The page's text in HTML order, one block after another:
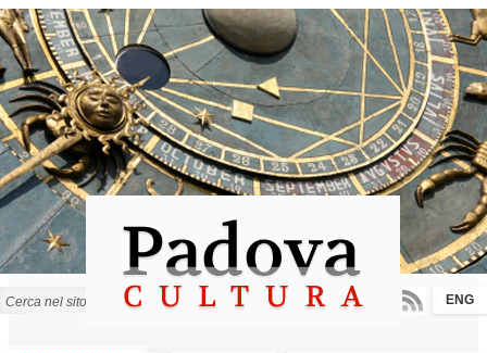
Salta al
contenuto
principale
ENG